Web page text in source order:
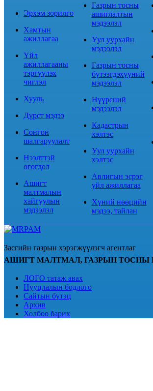
Эрхэм зорилго
Хамтын
ажиллагаа
Үйл
ажиллагааны
тэргүүлэх
чиглэл
Хууль
Дүрст мэдээ
Сонгон
шалгаруулалт
Нээлттэй
өгөгдөл
Ашигт
малтмалын
хайгуулын
мэдээлэл
Газрын тосны
ашиглалтын
мэдээлэл
Уул уурхайн
мэдээлэл
Газрын тосны
бүтээгдэхүүний
мэдээлэл
Нүүрсний
мэдээлэл
Кадастрын
хэлтэс
Уул уурхайн
хэлтэс
Авлигын эсрэг
үйл ажиллагаа
Хүний нөөцийн
мэдээ, тайлан
Засгийн газрын хэрэгжүүлэгч агентлаг
АШИГТ МАЛТМАЛ, ГАЗРЫН ТОСНЫ
ЛОГО татаж авах
Нууцлалын бодлого
Сайтын бүтэц
Архив
Холбоо барих